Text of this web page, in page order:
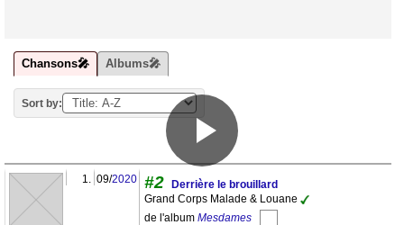
Chansons🎤 Albums🎤
Sort by:
1. 09/2020 #2
Derrière le brouillard
Grand Corps Malade & Louane
de l'album Mesdames